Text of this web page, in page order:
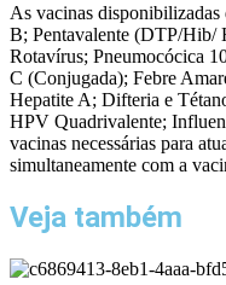
As vacinas
B; Pentavalente (DTP/Hib/
Rotavírus; Pneumocócica
C (Conjugada); Febre
Hepatite A; Difteria e
HPV Quadrivalente;
vacinas necessárias para
simultaneamente com a
Veja também